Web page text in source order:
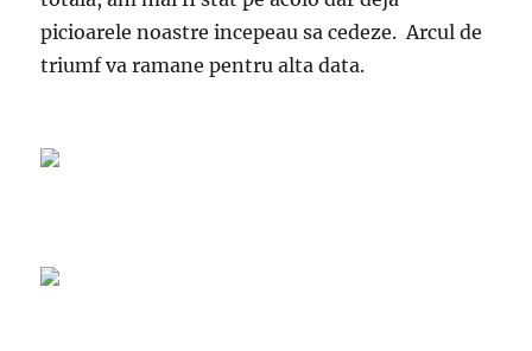
picioarele noastre incepeau sa cedeze. Arcul de
triumf va ramane pentru alta data.